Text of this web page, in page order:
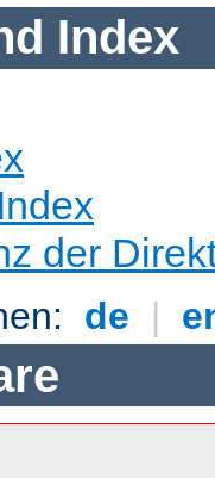
Index
der
de |